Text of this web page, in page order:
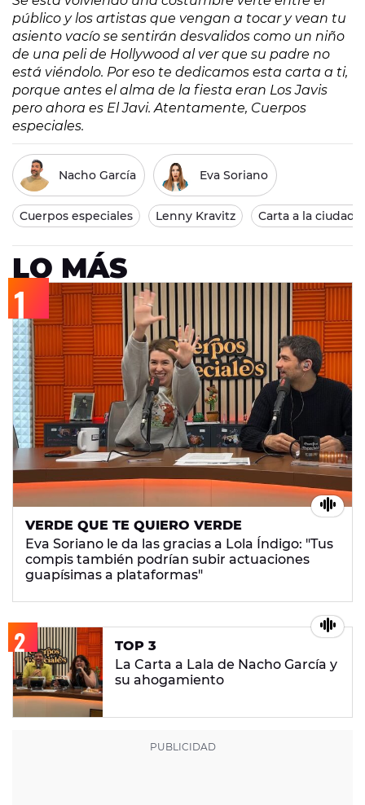
público y los artistas que vengan a tocar y vean tu
asiento vacío se sentirán desvalidos como un niño
de una peli de Hollywood al ver que su padre no
está viéndolo. Por eso te dedicamos esta carta a ti,
porque antes el alma de la fiesta eran Los Javis
pero ahora es El Javi. Atentamente, Cuerpos
especiales.
Nacho García Eva Soriano
Cuerpos especiales Lenny Kravitz Carta a la
LO MÁS
VERDE QUE TE QUIERO VERDE
Eva Soriano le da las gracias a Lola Índigo: "Tus
compis también podrían subir actuaciones
guapísimas a plataformas"
TOP 3
La Carta a Lala de Nacho García y
su ahogamiento